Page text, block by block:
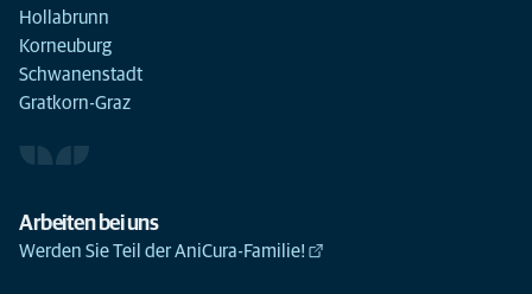
Hollabrunn
Korneuburg
Schwanenstadt
Gratkorn-Graz
Arbeiten bei uns
Werden Sie Teil der AniCura-Familie!